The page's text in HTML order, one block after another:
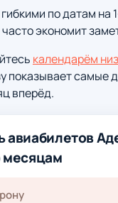
по датам на
экономит
календарём
показывает самые
вперёд.
авиабилетов
месяцам